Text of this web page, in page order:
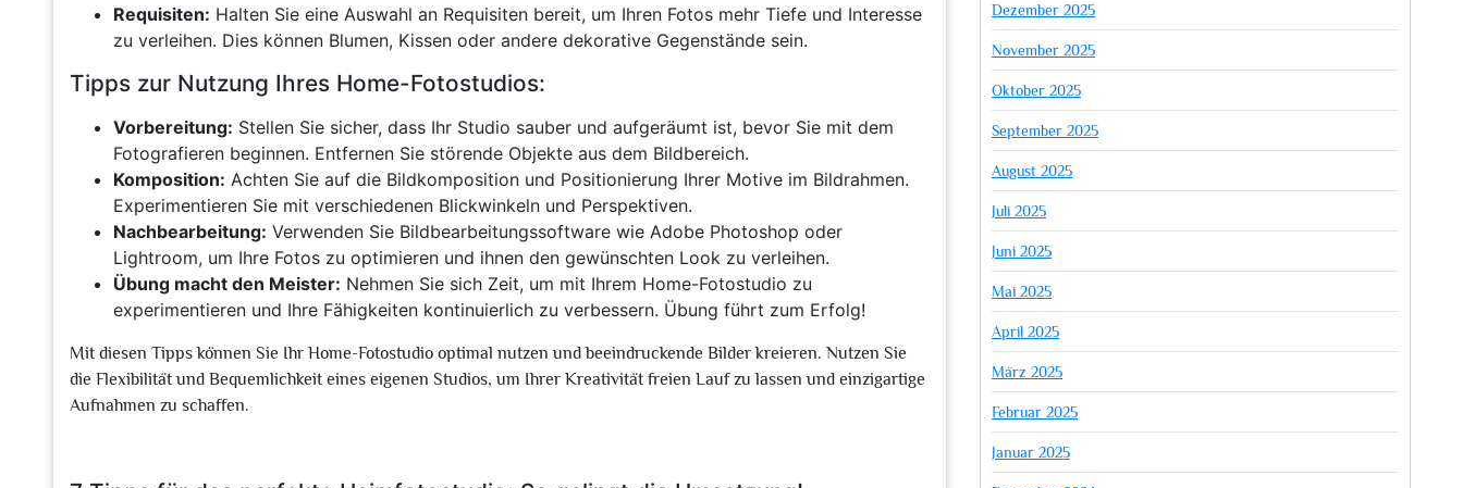
Requisiten: Halten Sie eine Auswahl an Requisiten bereit, um Ihren Fotos mehr Tiefe und Interesse
zu verleihen. Dies können Blumen, Kissen oder andere dekorative Gegenstände sein.
Tipps zur Nutzung Ihres Home-Fotostudios:
Vorbereitung: Stellen Sie sicher, dass Ihr Studio sauber und aufgeräumt ist, bevor Sie mit dem
Fotografieren beginnen. Entfernen Sie störende Objekte aus dem Bildbereich.
Komposition: Achten Sie auf die Bildkomposition und Positionierung Ihrer Motive im Bildrahmen.
Experimentieren Sie mit verschiedenen Blickwinkeln und Perspektiven.
Nachbearbeitung: Verwenden Sie Bildbearbeitungssoftware wie Adobe Photoshop oder
Lightroom, um Ihre Fotos zu optimieren und ihnen den gewünschten Look zu verleihen.
Übung macht den Meister: Nehmen Sie sich Zeit, um mit Ihrem Home-Fotostudio zu
experimentieren und Ihre Fähigkeiten kontinuierlich zu verbessern. Übung führt zum Erfolg!
Mit diesen Tipps können Sie Ihr Home-Fotostudio optimal nutzen und beeindruckende Bilder kreieren. Nutzen Sie
die Flexibilität und Bequemlichkeit eines eigenen Studios, um Ihrer Kreativität freien Lauf zu lassen und einzigartige
Aufnahmen zu schaffen.
Dezember 2025
November 2025
Oktober 2025
September 2025
August 2025
Juli 2025
Juni 2025
Mai 2025
April 2025
März 2025
Februar 2025
Januar 2025